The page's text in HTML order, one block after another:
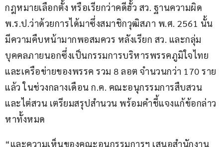
กฎหมายเลือกตั้ง หรือเรียกว่าคดีฮั้ว สว. ฐานความผิด
พ.ร.ป.ว่าด้วยการได้มาซึ่งสมาชิกวุฒิสภา พ.ศ. 2561 นั้น
มีความคืบหน้ามากพอสมควร หลังเรียก สว. และกลุ่ม
บุคคลภายนอกซึ่งเป็นกรรมการบริหารพรรคภูมิใจไทย
และเครือข่ายของพรรค รวม 8 ลอต จำนวนกว่า 170 ราย
แล้ว ในช่วงกลางเดือน ก.ค. คณะอนุกรรมการสืบสวน
และไต่สวน เตรียมสรุปสำนวน พร้อมคำชี้แจงแก้ข้อกล่าว
หาทั้งหมด
“และความเห็นของคณะอนุกรรมการฯ เสนอสำนักงาน